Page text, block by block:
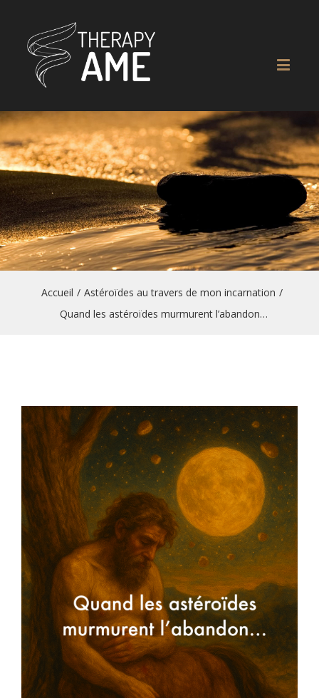
Accueil / Astéroïdes au travers de mon incarnation /
Quand les astéroïdes murmurent l’abandon…